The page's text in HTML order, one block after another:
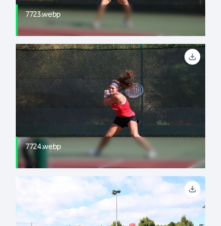
7723.webp
7724.webp